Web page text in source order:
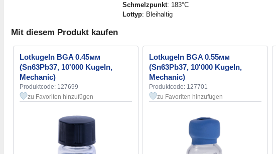
Schmelzpunkt: 183°С
Lottyp: Bleihaltig
Mit diesem Produkt kaufen
Lotkugeln BGA 0.45мм
(Sn63Pb37, 10'000 Kugeln,
Mechanic)
Produktcode: 127699
zu Favoriten hinzufügen
Lotkugeln BGA 0.55мм
(Sn63Pb37, 10'000 Kugeln,
Mechanic)
Produktcode: 127701
zu Favoriten hinzufügen